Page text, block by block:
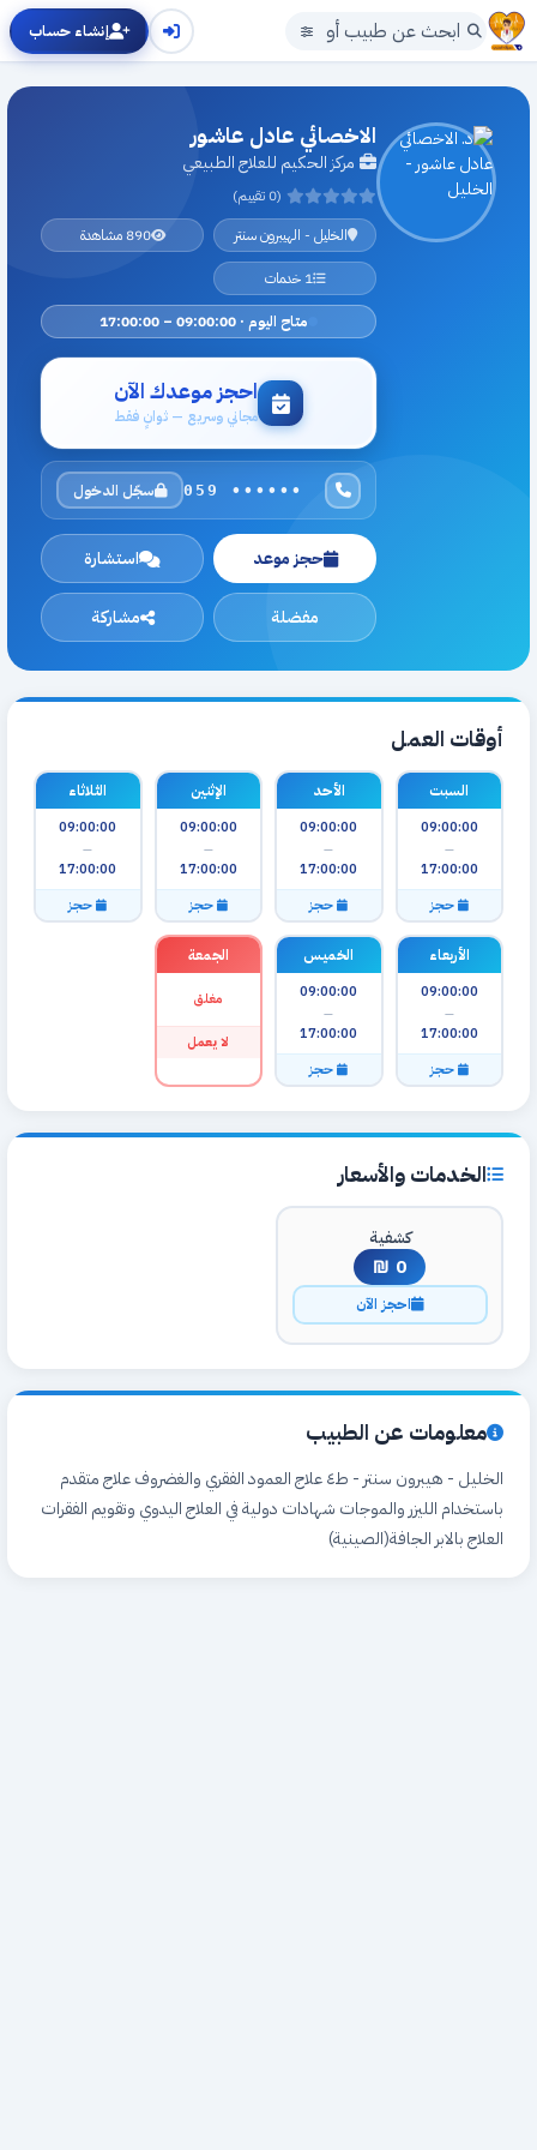
إنشاء حساب
الاخصائي عادل عاشور
مركز الحكيم للعلاج الطبيعي
(0 تقييم)
الخليل - الهيبرون سنتر
890 مشاهدة
1 خدمات
متاح اليوم · 09:00:00 – 17:00:00
احجز موعدك الآن
مجاني وسريع — ثوانٍ فقط
059 •••••• سجّل الدخول
حجز موعد استشارة
مفضلة مشاركة
أوقات العمل
السبت
09:00:00
—
17:00:00
حجز
الأحد
09:00:00
—
17:00:00
حجز
الإثنين
09:00:00
—
17:00:00
حجز
الثلاثاء
09:00:00
—
17:00:00
حجز
الأربعاء
09:00:00
—
17:00:00
حجز
الخميس
09:00:00
—
17:00:00
حجز
الجمعة
مغلق
لا يعمل
الخدمات والأسعار
كشفية
0 ₪
احجز الآن
معلومات عن الطبيب
الخليل - هيبرون سنتر - ط٤ علاج العمود الفقري والغضروف علاج متقدم
باستخدام الليزر والموجات شهادات دولية في العلاج اليدوي وتقويم الفقرات
العلاج بالابر الجافة(الصينية)